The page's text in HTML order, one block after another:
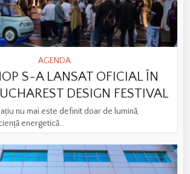
AGENDA
S-A LANSAT OFICIAL ÎN
DESIGN FESTIVAL
nu mai este definit doar de lumină,
energetică...